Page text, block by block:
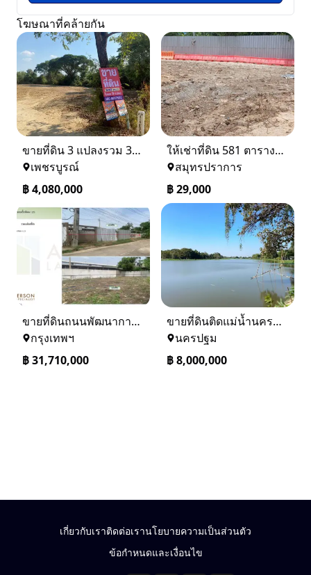
โฆษณาที่คล้ายกัน
ขายที่ดิน 3 แปลงรวม 340 ตรว ราคา ตรว. ล่ะ 12000 บาท เมืองเพชรบูรณ์
เพชรบูรณ์
฿4,080,000
ให้เช่าที่ดิน 581 ตารางวา ตรงข้างอู่ใหม่แจ็คบางหญ้าแพรก บางหัวเสือ
สมุทรปราการ
฿29,000
ขายที่ดินถนนพัฒนาการ 56 (ซอยเอื้อพัฒนา 15)
กรุงเทพฯ
฿31,710,000
ขายที่ดินติดแม่น้ำนครชัยศรี จ.นครปฐม ทำเลดี ที่ดินถมแล้ว
นครปฐม
฿8,000,000
เกี่ยวกับเราติดต่อเรานโยบายความเป็นส่วนตัว
ข้อกำหนดและเงื่อนไข